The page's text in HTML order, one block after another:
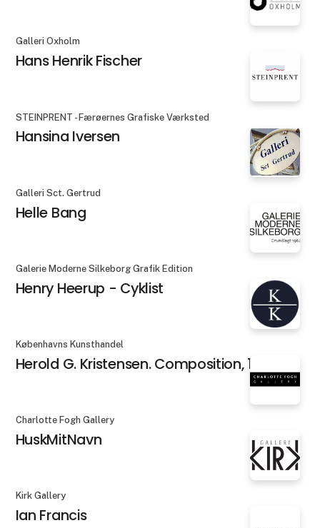
Galleri Oxholm
Hans Henrik Fischer
STEINPRENT - Færøernes Grafiske Værksted
Hansina Iversen
Galleri Sct. Gertrud
Helle Bang
Galerie Moderne Silkeborg Grafik Edition
Henry Heerup - Cyklist
Københavns Kunsthandel
Herold G. Kristensen. Composition, 1984
Charlotte Fogh Gallery
HuskMitNavn
Kirk Gallery
Ian Francis